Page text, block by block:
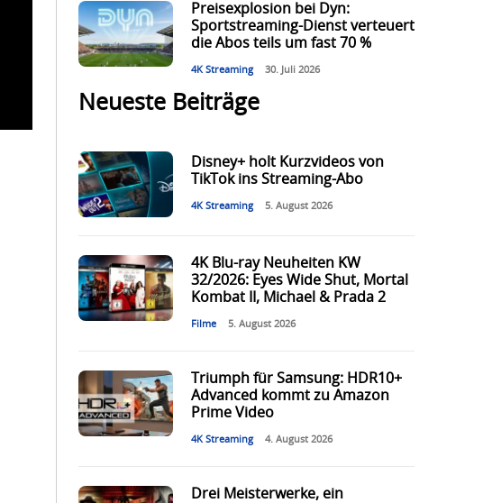
Preisexplosion bei Dyn:
Sportstreaming-Dienst verteuert
die Abos teils um fast 70 %
4K Streaming 30. Juli 2026
Neueste Beiträge
Disney+ holt Kurzvideos von
TikTok ins Streaming-Abo
4K Streaming 5. August 2026
4K Blu-ray Neuheiten KW
32/2026: Eyes Wide Shut, Mortal
Kombat II, Michael & Prada 2
Filme 5. August 2026
Triumph für Samsung: HDR10+
Advanced kommt zu Amazon
Prime Video
4K Streaming 4. August 2026
Drei Meisterwerke, ein